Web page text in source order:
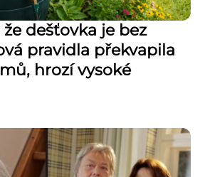
dešťovka je bez
pravidla překvapila
hrozí vysoké